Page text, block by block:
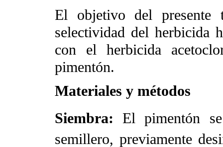
El objetivo del presente
selectividad del herbicida
con el herbicida
pimentón.
Materiales y métodos
Siembra: El pimentón
semillero, previamente